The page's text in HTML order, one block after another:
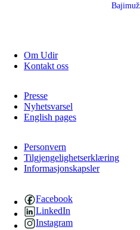
Om Udir
Kontakt oss
Presse
Nyhetsvarsel
English pages
Personvern
Tilgjengelighetserklæring
Informasjonskapsler
Facebook
LinkedIn
Instagram